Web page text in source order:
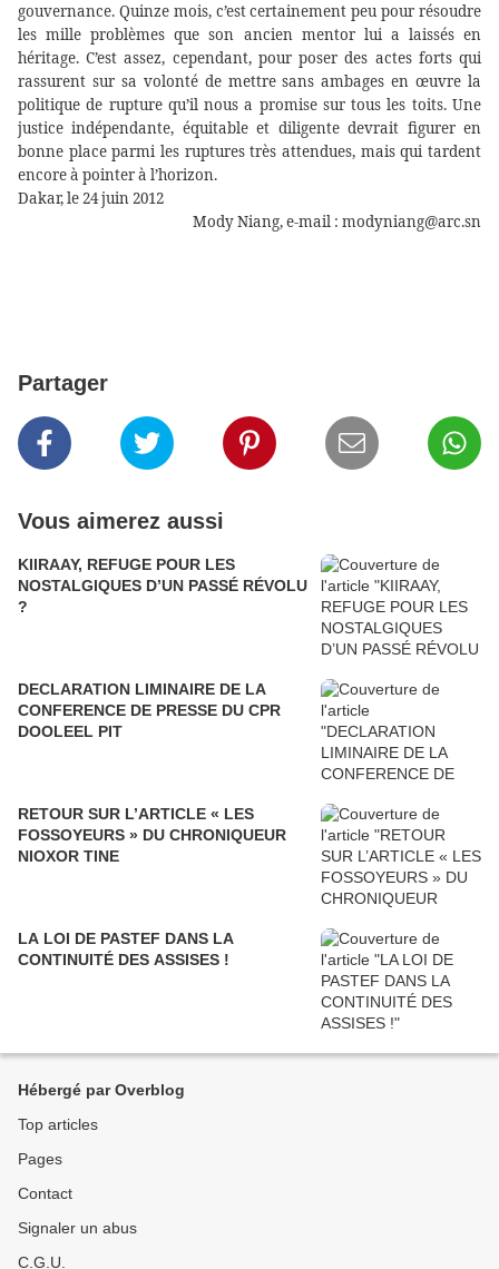
gouvernance. Quinze mois, c’est certainement peu pour résoudre
les mille problèmes que son ancien mentor lui a laissés en
héritage. C’est assez, cependant, pour poser des actes forts qui
rassurent sur sa volonté de mettre sans ambages en œuvre la
politique de rupture qu’il nous a promise sur tous les toits. Une
justice indépendante, équitable et diligente devrait figurer en
bonne place parmi les ruptures très attendues, mais qui tardent
encore à pointer à l’horizon.
Dakar, le 24 juin 2012
Mody Niang, e-mail : modyniang@arc.sn
Partager
Vous aimerez aussi
KIIRAAY, REFUGE POUR LES
NOSTALGIQUES D’UN PASSÉ RÉVOLU
?
DECLARATION LIMINAIRE DE LA
CONFERENCE DE PRESSE DU CPR
DOOLEEL PIT
RETOUR SUR L’ARTICLE « LES
FOSSOYEURS » DU CHRONIQUEUR
NIOXOR TINE
LA LOI DE PASTEF DANS LA
CONTINUITÉ DES ASSISES !
Hébergé par Overblog
Top articles
Pages
Contact
Signaler un abus
C.G.U.